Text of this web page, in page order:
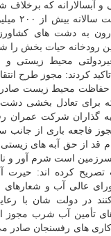
آبسالارانه كه برخلاف
تدبیر و
به دشت های
رودخانه حیات بخش را
محیط زیستی و
كردند: مجوز طرح
حفاظت محیط زیست
برای تعادل بخشی دشت
گذاران شركت عمران
فاجعه باری از جانب
قد از حق آبه های زیستی
است شرم آور و
تصریح كرده اند: حیرت
عالی آب و شعارهای
در دولت شان با
تأمین آب شرب مجوز
های رفسنجان صادر